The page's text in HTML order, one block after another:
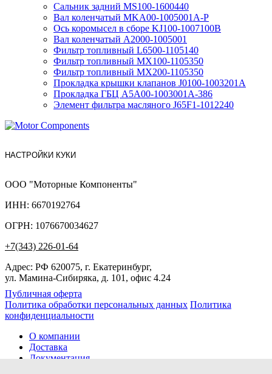
Сальник задний MS100-1600440
Вал коленчатый MKA00-1005001A-P
Ось коромысел в сборе KJ100-1007100B
Вал коленчатый A2000-1005001
Фильтр топливный L6500-1105140
Фильтр топливный MX100-1105350
Фильтр топливный MX200-1105350
Прокладка крышки клапанов J0100-1003201A
Прокладка ГБЦ A5A00-1003001A-386
Элемент фильтра масляного J65F1-1012240
НАСТРОЙКИ КУКИ
ООО "Моторные Компоненты"
ИНН: 6670192764
ОГРН: 1076670034627
+7(343) 226-01-64
Адрес: РФ 620075, г. Екатеринбург,
ул. Мамина-Сибиряка, д. 101, офис 4.24
Публичная оферта
Политика обработки персональных данных Политика
конфиденциальности
О компании
Доставка
Документация